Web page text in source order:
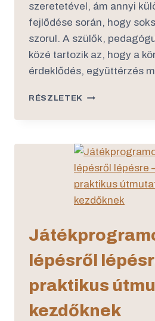
szeretetével, ám annyi
fejlődése során, hogy
szorul. A szülők,
közé tartozik az, hogy a
érdeklődés, együttérzés
RÉSZLETEK
lépésről
praktikus
kezdőknek